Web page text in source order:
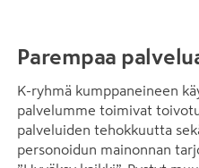
-maamerkistä
Parempaa
K-ryhmä kumppaneineen
palvelumme toimivat
palveluiden tehokkuutta
personoidun mainonnan